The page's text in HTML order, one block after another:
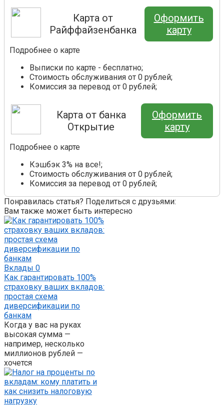
Карта от
Райффайзенбанка
Оформить
карту
Подробнее о карте
Выписки по карте - бесплатно;
Стоимость обслуживания от 0 рублей;
Комиссия за перевод от 0 рублей;
Карта от банка
Открытие
Оформить
карту
Подробнее о карте
Кэшбэк 3% на все!;
Стоимость обслуживания от 0 рублей;
Комиссия за перевод от 0 рублей;
Понравилась статья? Поделиться с друзьями:
Вам также может быть интересно
Вклады 0
Как гарантировать 100%
страховку ваших вкладов:
простая схема
диверсификации по
банкам
Когда у вас на руках
высокая сумма —
например, несколько
миллионов рублей —
хочется